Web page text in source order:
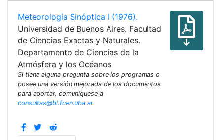
Meteorología Sinóptica I (1976).
Universidad de Buenos Aires. Facultad
de Ciencias Exactas y Naturales.
Departamento de Ciencias de la
Atmósfera y los Océanos
Si tiene alguna pregunta sobre los programas o
posee una versión mejorada de los documentos
para aportar, comuníquese a
consultas@bl.fcen.uba.ar